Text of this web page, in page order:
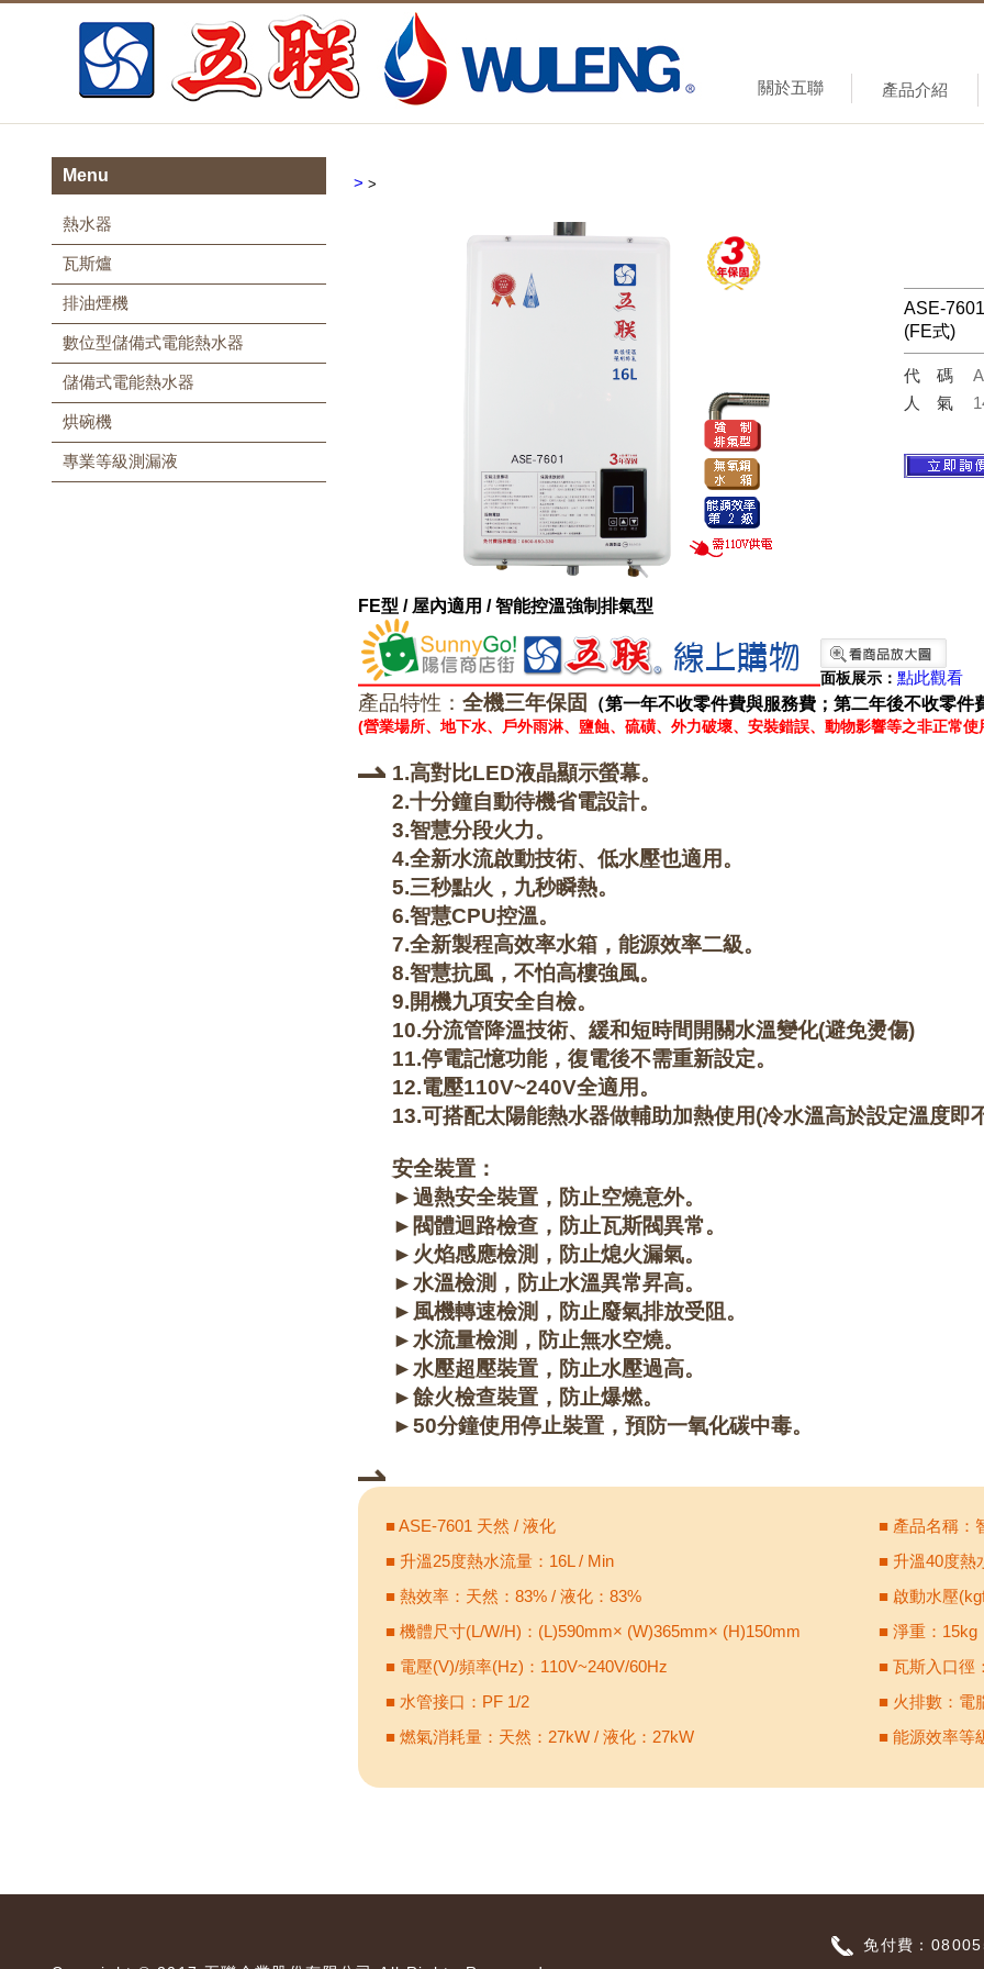
關於五聯 產品介紹
Menu
熱水器
瓦斯爐
排油煙機
數位型儲備式電能熱水器
儲備式電能熱水器
烘碗機
專業等級測漏液
> >
ASE-
(FE式)
代碼
人氣
FE型 / 屋內適用 / 智能控溫強制排氣型
面板展示： 點此觀看
產品特性： 全機三年保固 （第一年不收零件費與服務費；第二年後不收零件
(營業場所、地下水、戶外雨淋、鹽蝕、硫磺、外力破壞、安裝錯誤、動物影響等之非正常
1.高對比LED液晶顯示螢幕。
2.十分鐘自動待機省電設計。
3.智慧分段火力。
4.全新水流啟動技術、低水壓也適用。
5.三秒點火，九秒瞬熱。
6.智慧CPU控溫。
7.全新製程高效率水箱，能源效率二級。
8.智慧抗風，不怕高樓強風。
9.開機九項安全自檢。
10.分流管降溫技術、緩和短時間開關水溫變化(避免燙傷)
11.停電記憶功能，復電後不需重新設定。
12.電壓110V~240V全適用。
13.可搭配太陽能熱水器做輔助加熱使用(冷水溫高於設定溫度即
安全裝置：
►過熱安全裝置，防止空燒意外。
►閥體迴路檢查，防止瓦斯閥異常。
►火焰感應檢測，防止熄火漏氣。
►水溫檢測，防止水溫異常昇高。
►風機轉速檢測，防止廢氣排放受阻。
►水流量檢測，防止無水空燒。
►水壓超壓裝置，防止水壓過高。
►餘火檢查裝置，防止爆燃。
►50分鐘使用停止裝置，預防一氧化碳中毒。
■ ASE-7601 天然 / 液化
■ 產品名稱：
■ 升溫25度熱水流量：16L / Min
■ 升溫40度熱
■ 熱效率：天然：83% / 液化：83%
■ 啟動水壓
■ 機體尺寸(L/W/H)：(L)590mm× (W)365mm× (H)150mm
■ 淨重：15kg
■ 電壓(V)/頻率(Hz)：110V~240V/60Hz
■ 瓦斯入口徑
■ 水管接口：PF 1/2
■ 火排數：電
■ 燃氣消耗量：天然：27kW / 液化：27kW
■ 能源效率等
免付費：